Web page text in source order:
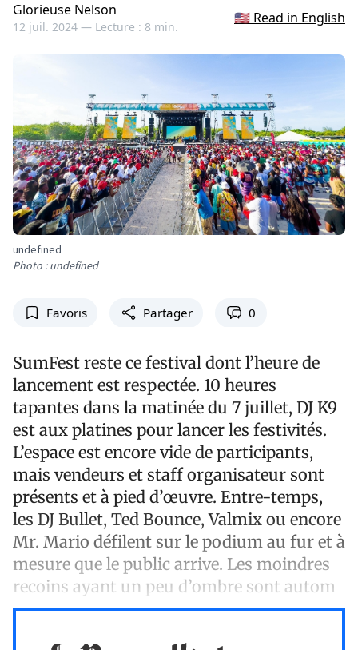
Glorieuse Nelson
12 juil. 2024 — Lecture : 8 min.
🇺🇸 Read in English
undefined
Photo : undefined
Favoris Partager 0
SumFest reste ce festival dont l’heure de
lancement est respectée. 10 heures
tapantes dans la matinée du 7 juillet, DJ K9
est aux platines pour lancer les festivités.
L’espace est encore vide de participants,
mais vendeurs et staff organisateur sont
présents et à pied d’œuvre. Entre-temps,
les DJ Bullet, Ted Bounce, Valmix ou encore
Mr. Mario défilent sur le podium au fur et à
mesure que le public arrive. Les moindres
recoins ayant un peu d’ombre sont autom